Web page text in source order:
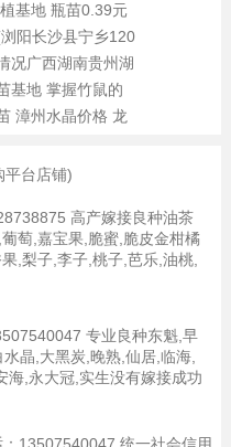
基地 瓶苗0.39元
阳长沙县宁乡120
况广西湖南贵州湖
基地 掌握竹鼠的
漳州水晶价格 龙
平台店铺)
高产嫁接良种油茶
萄,嘉宝果,脆蜜,脆皮金柑橘
,梨子,李子,桃子,芭乐,油桃,
专业良种东魁,早
晶,大黑炭,晚熟,仙居,临海,
海,永大冠,实生没有嫁接成功